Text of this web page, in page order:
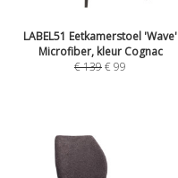
LABEL51 Eetkamerstoel 'Wave'
Microfiber, kleur Cognac
€139€99